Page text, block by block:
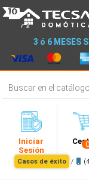
3 ó 6 MESES
Iniciar
Sesión
0
Casos de éxito /